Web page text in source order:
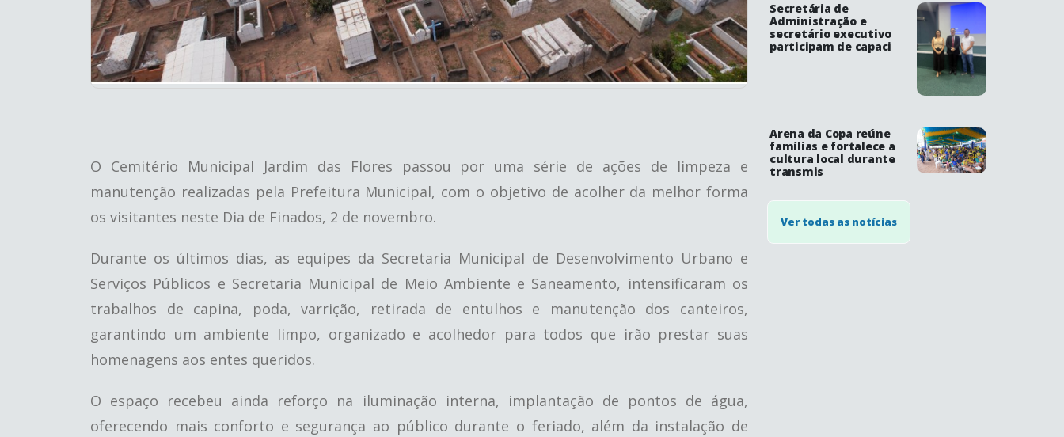
O Cemitério Municipal Jardim das Flores passou por uma série de ações de limpeza e
manutenção realizadas pela Prefeitura Municipal, com o objetivo de acolher da melhor forma
os visitantes neste Dia de Finados, 2 de novembro.
Durante os últimos dias, as equipes da Secretaria Municipal de Desenvolvimento Urbano e
Serviços Públicos e Secretaria Municipal de Meio Ambiente e Saneamento, intensificaram os
trabalhos de capina, poda, varrição, retirada de entulhos e manutenção dos canteiros,
garantindo um ambiente limpo, organizado e acolhedor para todos que irão prestar suas
homenagens aos entes queridos.
O espaço recebeu ainda reforço na iluminação interna, implantação de pontos de água,
oferecendo mais conforto e segurança ao público durante o feriado, além da instalação de
Secretária de
Administração e
secretário executivo
participam de capaci
Arena da Copa reúne
famílias e fortalece a
cultura local durante
transmis
Ver todas as notícias